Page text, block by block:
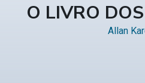
O LIVRO
Allan